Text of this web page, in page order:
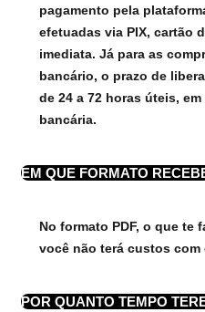
pagamento pela
efetuadas via PIX, cartão
imediata. Já para as
bancário, o prazo de
de 24 a 72 horas úteis,
bancária.
EM QUE FORMATO
No formato PDF, o que te
você não terá custos com
POR QUANTO TEMPO